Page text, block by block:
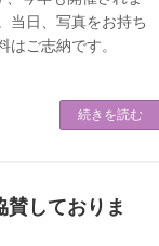
当日、写真をお持ち
ご志納です。
続きを読む
賛しておりま